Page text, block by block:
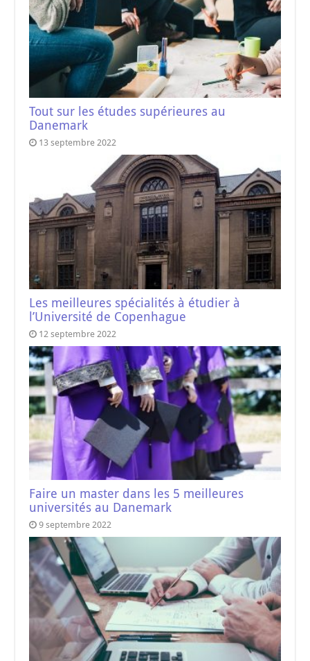
Tout sur les études supérieures au
Danemark
13 septembre 2022
Les meilleures spécialités à étudier à
l’Université de Copenhague
12 septembre 2022
Faire un master dans les 5 meilleures
universités au Danemark
9 septembre 2022